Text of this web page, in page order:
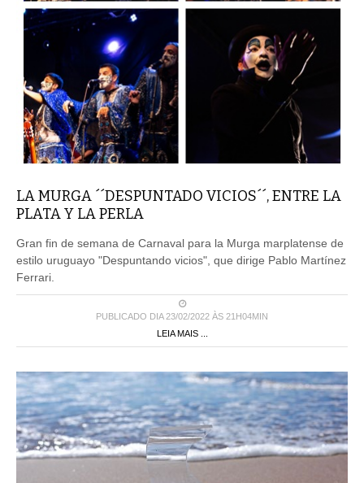
PLATA Y LA PERLA
estilo uruguayo "Despuntando vicios", que dirige Pablo Martínez
Ferrari.
PUBLICADO DIA 23/02/2022 ÀS 21H04MIN
LEIA MAIS ...